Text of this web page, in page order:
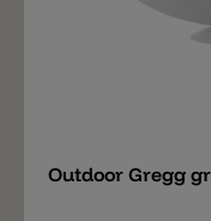
Outdoor Gregg